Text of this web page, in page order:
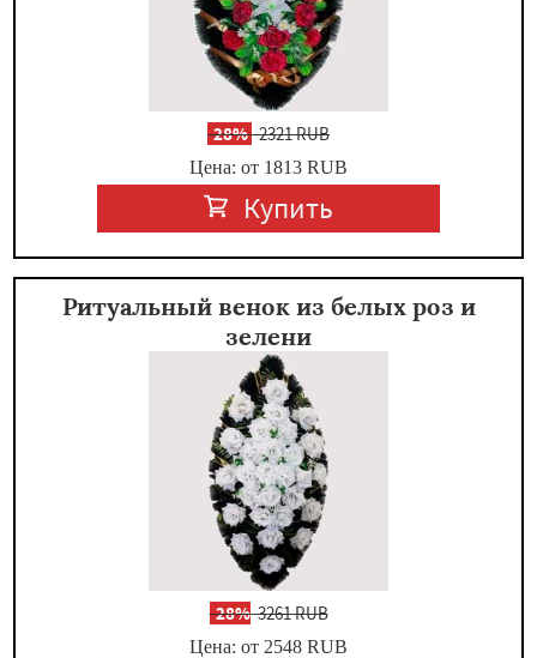
-28%2321 RUB
Цена: от 1813 RUB
Купить
Ритуальный венок из белых роз и
зелени
-28%3261 RUB
Цена: от 2548 RUB